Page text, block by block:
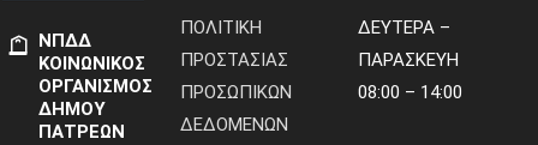
ΝΠΔΔ
ΚΟΙΝΩΝΙΚΟΣ
ΟΡΓΑΝΙΣΜΟΣ
ΔΗΜΟΥ
ΠΑΤΡΕΩΝ
ΠΟΛΙΤΙΚΗ
ΠΡΟΣΤΑΣΙΑΣ
ΠΡΟΣΩΠΙΚΩΝ
ΔΕΔΟΜΕΝΩΝ
ΔΕΥΤΕΡΑ –
ΠΑΡΑΣΚΕΥΗ
08:00 – 14:00